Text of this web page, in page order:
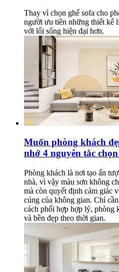
Thay vì chọn ghế sofa cho
người ưu tiên những thiết kế
với lối sống hiện đại hơn.
Muốn phòng khách
nhớ 4 nguyên tắc
Phòng khách là nơi tạo ấn
nhà, vì vậy màu sơn không
mà còn quyết định cảm giác
cúng của không gian. Chỉ
cách phối hợp hợp lý, phòng
và bền đẹp theo thời gian.